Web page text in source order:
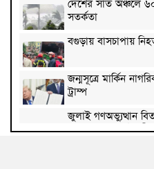
দেশের সাত অঞ্চলে
সতর্কতা
বগুড়ায় বাসচাপায়
জন্মসূত্রে মার্কিন
ট্রাম্প
জুলাই গণঅভ্যুত্থান
সমাজকল্যাণ প্রতিমন্ত্রী